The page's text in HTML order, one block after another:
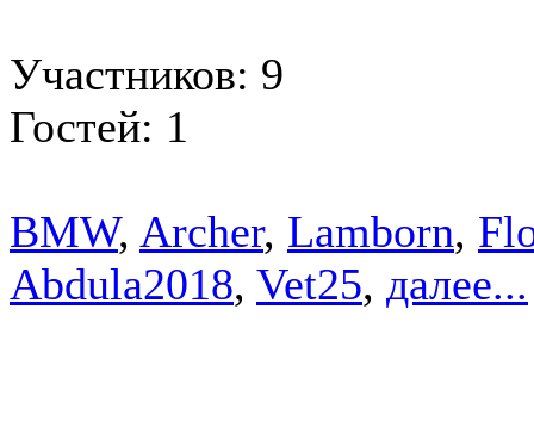
Участников: 9
Гостей: 1
BMW, Archer, Lamborn,
Abdula2018, Vet25, далее...